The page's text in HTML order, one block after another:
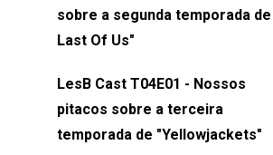
sociais:Twitter: ⁠⁠⁠⁠@lesbout_br⁠⁠⁠⁠
(⁠⁠⁠⁠⁠⁠@KarolenPassos⁠⁠⁠⁠⁠⁠)Participação de
(⁠⁠⁠⁠@brunarfentanes⁠⁠⁠⁠) e Pollyelly
Naiady Machado
sobre a segunda temporada
Last Of Us"
LesB Cast T04E01 - Nossos
pitacos sobre a terceira
temporada de "Yellowjackets"